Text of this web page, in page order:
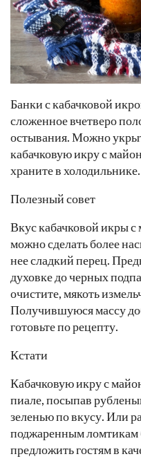
Банки с кабачковой
сложенное вчетверо
остывания. Можно
кабачковую икру с
храните в холодильнике.
Полезный совет
Вкус кабачковой икры с
можно сделать более
нее сладкий перец.
духовке до черных
очистите, мякоть
Получившуюся массу
готовьте по рецепту.
Кстати
Кабачковую икру с
пиале, посыпав
зеленью по вкусу. Или
поджаренным ломтикам
предложить гостям в